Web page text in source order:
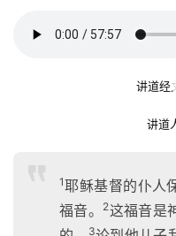
讲道经
讲道
1耶稣基督的仆人
福音。
2这福音是
3